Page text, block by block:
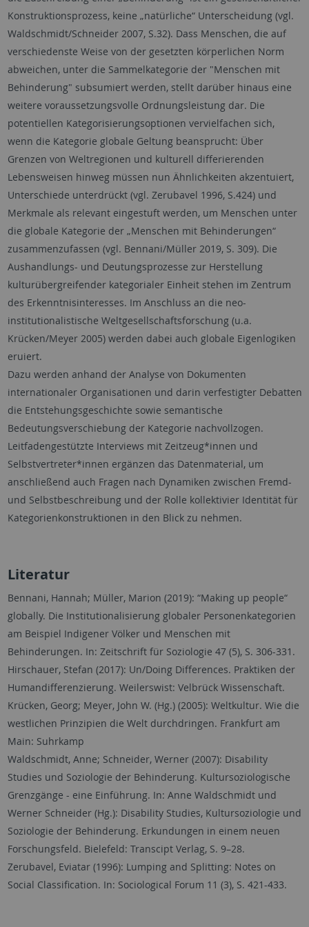
Konstruktionsprozess, keine „natürliche“ Unterscheidung (vgl.
Waldschmidt/Schneider 2007, S.32). Dass Menschen, die auf
verschiedenste Weise von der gesetzten körperlichen Norm
abweichen, unter die Sammelkategorie der "Menschen mit
Behinderung" subsumiert werden, stellt darüber hinaus eine
weitere voraussetzungsvolle Ordnungsleistung dar. Die
potentiellen Kategorisierungsoptionen vervielfachen sich,
wenn die Kategorie globale Geltung beansprucht: Über
Grenzen von Weltregionen und kulturell differierenden
Lebensweisen hinweg müssen nun Ähnlichkeiten akzentuiert,
Unterschiede unterdrückt (vgl. Zerubavel 1996, S.424) und
Merkmale als relevant eingestuft werden, um Menschen unter
die globale Kategorie der „Menschen mit Behinderungen“
zusammenzufassen (vgl. Bennani/Müller 2019, S. 309). Die
Aushandlungs- und Deutungsprozesse zur Herstellung
kulturübergreifender kategorialer Einheit stehen im Zentrum
des Erkenntnisinteresses. Im Anschluss an die neo-
institutionalistische Weltgesellschaftsforschung (u.a.
Krücken/Meyer 2005) werden dabei auch globale Eigenlogiken
eruiert.
Dazu werden anhand der Analyse von Dokumenten
internationaler Organisationen und darin verfestigter Debatten
die Entstehungsgeschichte sowie semantische
Bedeutungsverschiebung der Kategorie nachvollzogen.
Leitfadengestützte Interviews mit Zeitzeug*innen und
Selbstvertreter*innen ergänzen das Datenmaterial, um
anschließend auch Fragen nach Dynamiken zwischen Fremd-
und Selbstbeschreibung und der Rolle kollektivier Identität für
Kategorienkonstruktionen in den Blick zu nehmen.
Literatur
Bennani, Hannah; Müller, Marion (2019): “Making up people“
globally. Die Institutionalisierung globaler Personenkategorien
am Beispiel Indigener Völker und Menschen mit
Behinderungen. In: Zeitschrift für Soziologie 47 (5), S. 306-331.
Hirschauer, Stefan (2017): Un/Doing Differences. Praktiken der
Humandifferenzierung. Weilerswist: Velbrück Wissenschaft.
Krücken, Georg; Meyer, John W. (Hg.) (2005): Weltkultur. Wie die
westlichen Prinzipien die Welt durchdringen. Frankfurt am
Main: Suhrkamp
Waldschmidt, Anne; Schneider, Werner (2007): Disability
Studies und Soziologie der Behinderung. Kultursoziologische
Grenzgänge - eine Einführung. In: Anne Waldschmidt und
Werner Schneider (Hg.): Disability Studies, Kultursoziologie und
Soziologie der Behinderung. Erkundungen in einem neuen
Forschungsfeld. Bielefeld: Transcipt Verlag, S. 9–28.
Zerubavel, Eviatar (1996): Lumping and Splitting: Notes on
Social Classification. In: Sociological Forum 11 (3), S. 421-433.